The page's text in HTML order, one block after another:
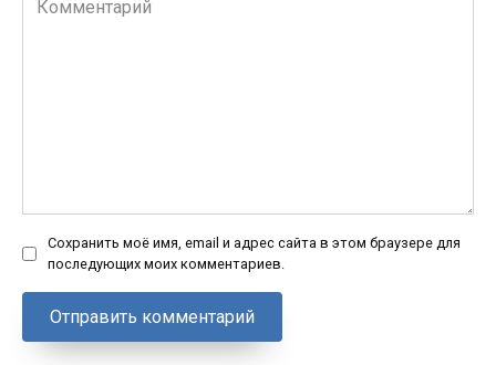
Сохранить моё имя, email и адрес сайта в этом браузере для
последующих моих комментариев.